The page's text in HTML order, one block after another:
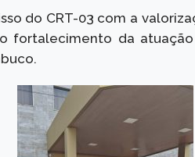
do CRT-03 com a
fortalecimento da atuação